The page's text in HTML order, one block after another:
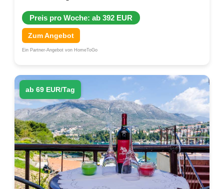
Preis pro Woche: ab 392 EUR
Zum Angebot
Ein Partner-Angebot von HomeToGo
ab 69 EUR/Tag